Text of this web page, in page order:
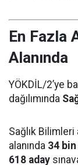
En Fazla
Alanında
YÖKDİL/2’ye
dağılımında
Sağlık Bilimleri
alanında 34
618 aday